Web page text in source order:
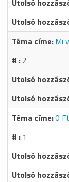
Mi
2
0
1